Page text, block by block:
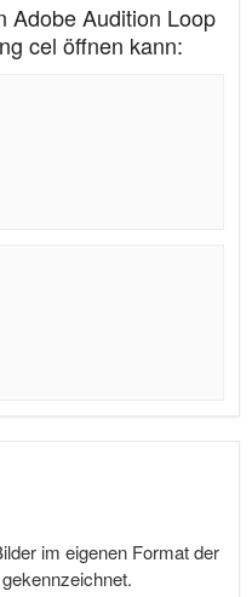
Adobe Audition Loop
cel öffnen kann:
im eigenen Format der